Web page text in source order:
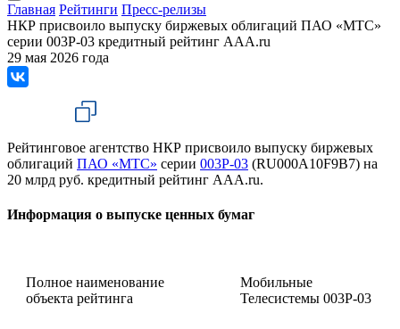
Главная Рейтинги Пресс-релизы
НКР присвоило выпуску биржевых облигаций ПАО «МТС»
серии 003Р-03 кредитный рейтинг AAA.ru
29 мая 2026 года
Рейтинговое агентство НКР присвоило выпуску биржевых
облигаций ПАО «МТС» серии 003Р-03 (RU000A10F9B7) на
20 млрд руб. кредитный рейтинг AAA.ru.
Информация о выпуске ценных бумаг
Полное наименование
объекта рейтинга
Мобильные
Телесистемы 003P-03